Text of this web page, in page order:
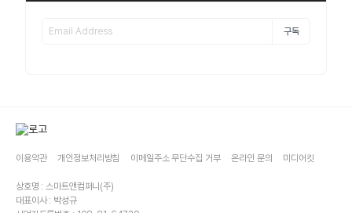
구독
이용약관 개인정보처리방침 이메일주소 무단수집 거부 온라인 문의 미디어킷
상호명 : 스마트앤컴퍼니(주)
대표이사 : 박성규